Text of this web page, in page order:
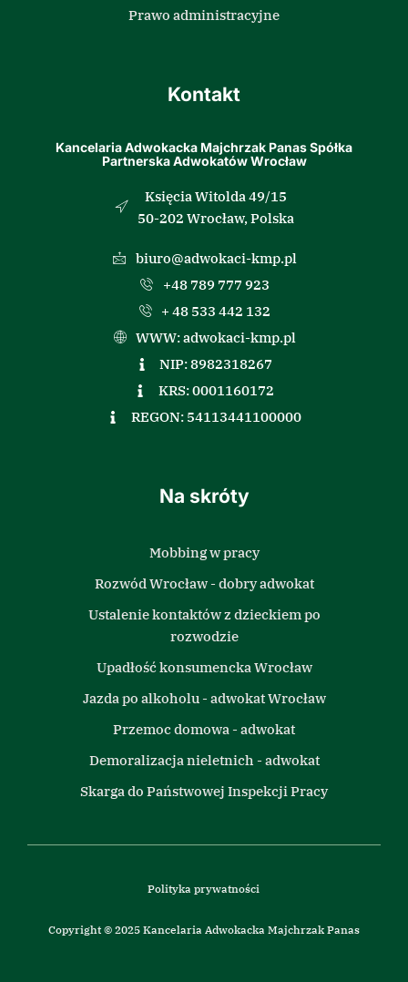
Prawo administracyjne
Kontakt
Kancelaria Adwokacka Majchrzak Panas Spółka
Partnerska Adwokatów Wrocław
Księcia Witolda 49/15
50-202 Wrocław, Polska
biuro@adwokaci-kmp.pl
+48 789 777 923
+ 48 533 442 132
WWW: adwokaci-kmp.pl
NIP: 8982318267
KRS: 0001160172
REGON: 54113441100000
Na skróty
Mobbing w pracy
Rozwód Wrocław - dobry adwokat
Ustalenie kontaktów z dzieckiem po
rozwodzie
Upadłość konsumencka Wrocław
Jazda po alkoholu - adwokat Wrocław
Przemoc domowa - adwokat
Demoralizacja nieletnich - adwokat
Skarga do Państwowej Inspekcji Pracy
Polityka prywatności
Copyright © 2025 Kancelaria Adwokacka Majchrzak Panas